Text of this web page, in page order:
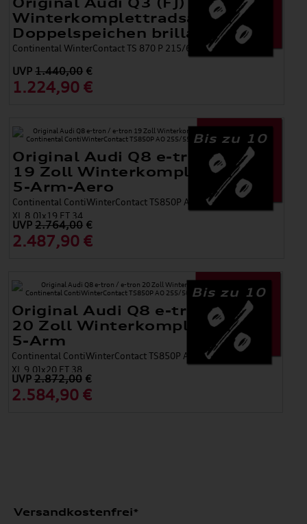
Winterkomplettradsatz 5-
Doppelspeichen brillantsilber
Continental WinterContact TS 870 P 215/65 R17 99H
UVP1.440,00 €
1.224,90 €
Bis zu 10
Original Audi Q8 e-tron / e-tron
19 Zoll Winterkomplettradsatz
5-Arm-Aero
Continental ContiWinterContact TS850P AO 255/55 R19 111H
XL 8,0Jx19 ET 34
UVP2.764,00 €
2.487,90 €
Bis zu 10
Original Audi Q8 e-tron / e-tron
20 Zoll Winterkomplettradsatz
5-Arm
Continental ContiWinterContact TS850P AO 255/50 R20 109H
XL 9,0Jx20 ET 38
UVP 2.872,00€
2.584,90 €
Versandkostenfrei*